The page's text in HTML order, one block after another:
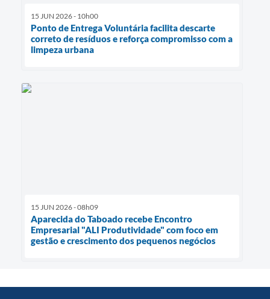
15 JUN 2026 - 10h00
Ponto de Entrega Voluntária facilita descarte
correto de resíduos e reforça compromisso com a
limpeza urbana
15 JUN 2026 - 08h09
Aparecida do Taboado recebe Encontro
Empresarial "ALI Produtividade" com foco em
gestão e crescimento dos pequenos negócios